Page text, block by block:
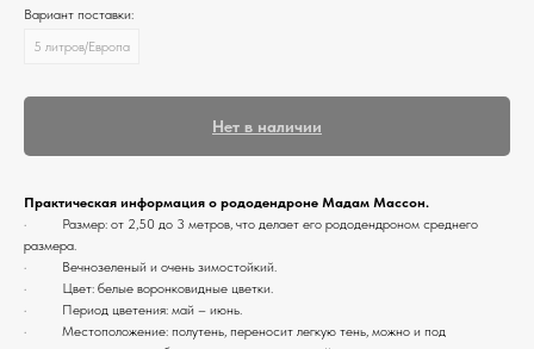
Вариант поставки:
5 литров/Европа
Нет в наличии
Практическая информация о рододендроне Мадам Массон.
· Размер: от 2,50 до 3 метров, что делает его рододендроном среднего
размера.
· Вечнозеленый и очень зимостойкий.
· Цвет: белые воронковидные цветки.
· Период цветения: май – июнь.
· Местоположение: полутень, переносит легкую тень, можно и под